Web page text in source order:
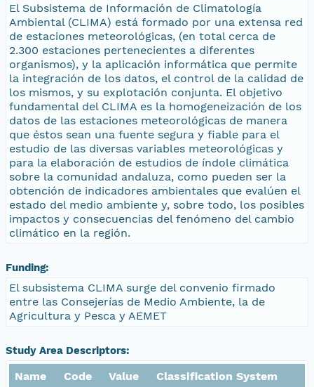
El Subsistema de Información de Climatología
Ambiental (CLIMA) está formado por una extensa red
de estaciones meteorológicas, (en total cerca de
2.300 estaciones pertenecientes a diferentes
organismos), y la aplicación informática que permite
la integración de los datos, el control de la calidad de
los mismos, y su explotación conjunta. El objetivo
fundamental del CLIMA es la homogeneización de los
datos de las estaciones meteorológicas de manera
que éstos sean una fuente segura y fiable para el
estudio de las diversas variables meteorológicas y
para la elaboración de estudios de índole climática
sobre la comunidad andaluza, como pueden ser la
obtención de indicadores ambientales que evalúen el
estado del medio ambiente y, sobre todo, los posibles
impactos y consecuencias del fenómeno del cambio
climático en la región.
Funding:
El subsistema CLIMA surge del convenio firmado
entre las Consejerías de Medio Ambiente, la de
Agricultura y Pesca y AEMET
Study Area Descriptors:
Name Code Value Classification System